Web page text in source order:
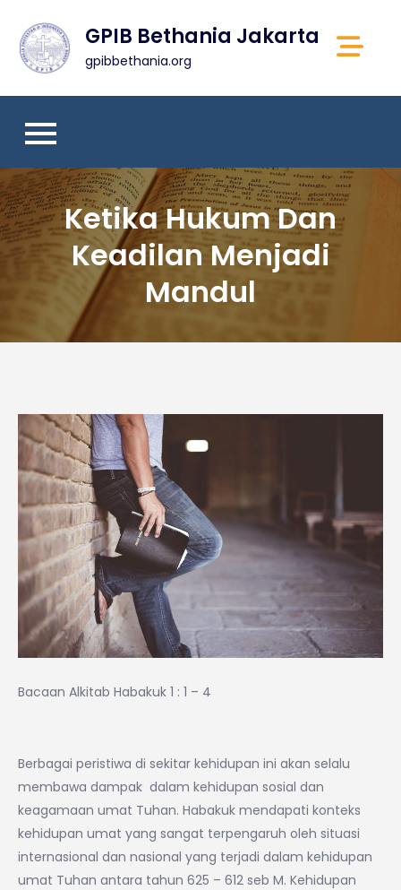
content
GPIB Bethania Jakarta
gpibbethania.org
Ketika Hukum Dan
Keadilan Menjadi
Mandul
Bacaan Alkitab Habakuk 1 : 1 – 4
Berbagai peristiwa di sekitar kehidupan ini akan selalu
membawa dampak dalam kehidupan sosial dan
keagamaan umat Tuhan. Habakuk mendapati konteks
kehidupan umat yang sangat terpengaruh oleh situasi
internasional dan nasional yang terjadi dalam kehidupan
umat Tuhan antara tahun 625 – 612 seb M. Kehidupan